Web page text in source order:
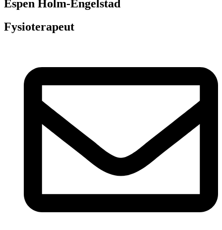
Espen Holm-Engelstad
Fysioterapeut